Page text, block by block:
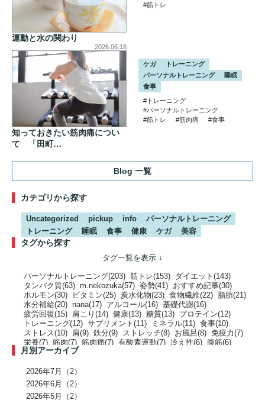
運動と水の関わり
#筋トレ
2026.06.18
知っておきたい筋肉痛につい
て 「田町…
ケガ
トレーニング
パーソナルトレーニング
睡眠
食事
#トレーニング
#パーソナルトレーニング
#筋トレ
#筋肉痛 #食事
Blog 一覧
カテゴリから探す
Uncategorized pickup info
パーソナルトレーニング
トレーニング
睡眠 食事 健康 ケガ 美容
タグから探す
パーソナルトレーニング(203) 筋トレ(153) ダイエット(143)
タンパク質(63) m.nekozuka(57) 姿勢(41) おすすめ記事(30)
ホルモン(30)
ビタミン(25) 炭水化物(23) 食物繊維(22) 脂肪(21)
水分補給(20) nana(17) アルコール(16) 基礎代謝(16)
疲労回復(15) 肩こり(14) 健康(13) 糖質(13) プロテイン(12)
トレーニング(12) サプリメント(11) ミネラル(11) 食事(10)
ストレス(10) 肩(9) 鉄分(9) ストレッチ(8) お風呂(8) 免疫力(7)
栄養(7) 筋肉(7) 筋肉痛(7) 有酸素運動(7) 冷え性(6) 腹筋(6)
骨(6)
脂質(6) カフェイン(5)
骨盤(5) 臀部(5)
腹圧(4) 肩甲骨(4)
インナーマッスル(4)
月別アーカイブ
2026年7月（2）
2026年6月（2）
2026年5月（2）